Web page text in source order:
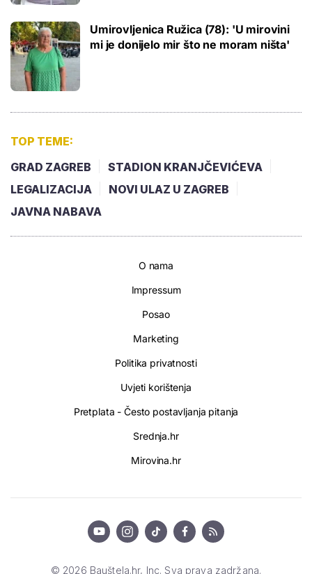
Umirovljenica Ružica (78): 'U mirovini
mi je donijelo mir što ne moram ništa'
TOP TEME:
GRAD ZAGREB
STADION KRANJČEVIĆEVA
LEGALIZACIJA
NOVI ULAZ U ZAGREB
JAVNA NABAVA
O nama
Impressum
Posao
Marketing
Politika privatnosti
Uvjeti korištenja
Pretplata - Često postavljanja pitanja
Srednja.hr
Mirovina.hr
© 2026 Bauštela.hr, Inc. Sva prava zadržana.